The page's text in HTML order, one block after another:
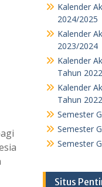
Kalender
2024/2025
Kalender
2023/2024
Kalender
Tahun
Kalender
Tahun
Semester
Semester
Semester
Situs